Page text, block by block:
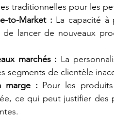
traditionnelles pour les
to-Market : La capacité
lancer de nouveaux
marchés : La
segments de clientèle
marge : Pour les
ce qui peut justifier